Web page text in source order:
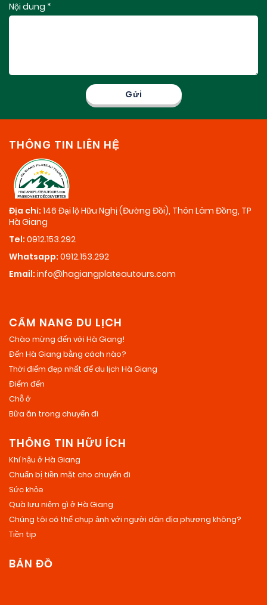
Nội dung *
THÔNG TIN LIÊN HỆ
Địa chỉ: 146 Đại lộ Hữu Nghị (Đường Đồi), Thôn Lâm Đồng, TP
Hà Giang
Tel: 0912.153.292
Whatsapp: 0912.153.292
Email: info@hagiangplateautours.com
CẨM NANG DU LỊCH
Chào mừng đến với Hà Giang!
Đến Hà Giang bằng cách nào?
Thời điểm đẹp nhất để du lịch Hà Giang
Điểm đến
Chỗ ở
Bữa ăn trong chuyến đi
THÔNG TIN HỮU ÍCH
Khí hậu ở Hà Giang
Chuẩn bị tiền mặt cho chuyến đi
Sức khỏe
Quà lưu niệm gì ở Hà Giang
Chúng tôi có thể chụp ảnh với người dân địa phương không?
Tiền tip
BẢN ĐỒ